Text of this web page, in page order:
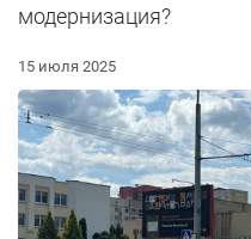
модернизация?
15 июля 2025